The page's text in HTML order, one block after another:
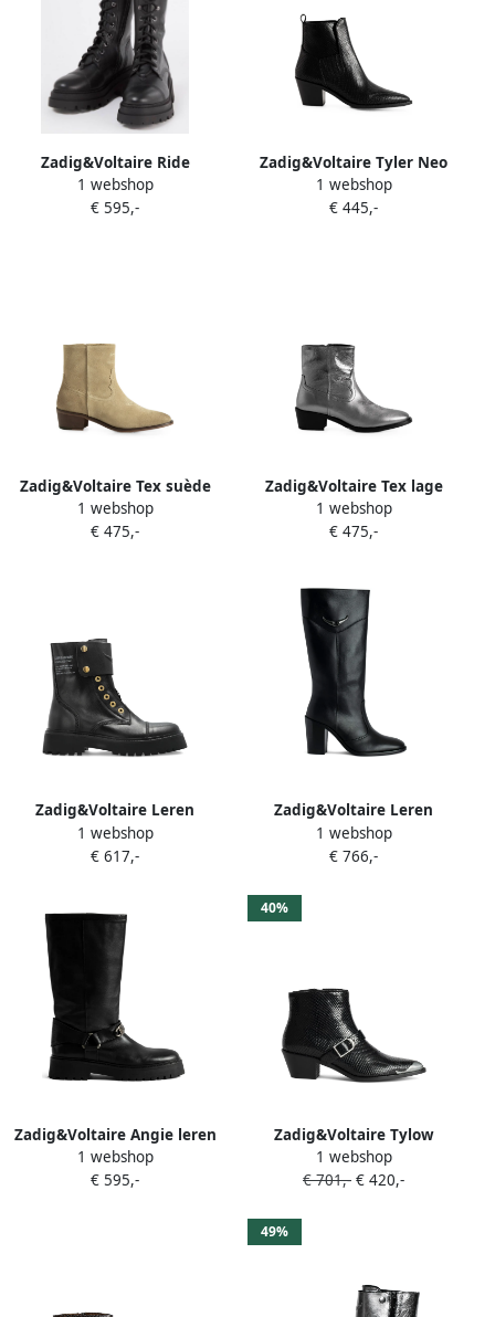
Zadig&Voltaire Ride
bikerboot van leer
1 webshop
€ 595,-
Zadig&Voltaire Tyler Neo
snakeskin-effect boots
Zwart
1 webshop
€ 445,-
Zadig&Voltaire Tex suède
enkellaarzen Beige
1 webshop
€ 475,-
Zadig&Voltaire Tex lage
metalen enkellaarzen Grijs
1 webshop
€ 475,-
Zadig&Voltaire Leren
bikerlaarzen Zwart
1 webshop
€ 617,-
Zadig&Voltaire Leren
enkellaarzen Zwart
1 webshop
€ 766,-
Zadig&Voltaire Angie leren
bikerlaarzen Zwart
1 webshop
€ 595,-
40%
Zadig&Voltaire Tylow
enkellaarzen Zwart
1 webshop
€ 701,- € 420,-
49%